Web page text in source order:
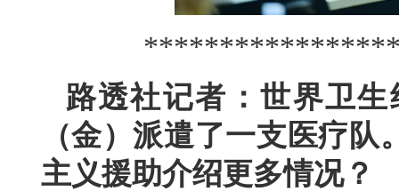
路透社记者：世界卫
（金）派遣了一支医疗
主义援助介绍更多情况？